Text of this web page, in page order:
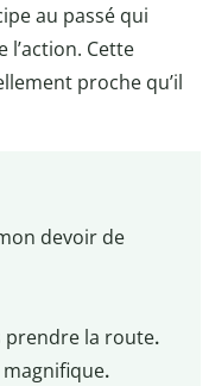
au passé qui
l’action. Cette
proche qu’il
devoir de
prendre la route.
.